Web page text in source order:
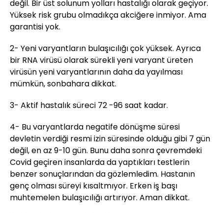
değil. Bir üst solunum yolları hastalığı olarak geçiyor.
Yüksek risk grubu olmadıkça akciğere inmiyor. Ama
garantisi yok.
2- Yeni varyantların bulaşıcılığı çok yüksek. Ayrıca
bir RNA virüsü olarak sürekli yeni varyant üreten
virüsün yeni varyantlarının daha da yayılması
mümkün, sonbahara dikkat.
3- Aktif hastalık süreci 72 -96 saat kadar.
4- Bu varyantlarda negatife dönüşme süresi
devletin verdiği resmi izin süresinde olduğu gibi 7 gün
değil, en az 9-10 gün. Bunu daha sonra çevremdeki
Covid geçiren insanlarda da yaptıkları testlerin
benzer sonuçlarından da gözlemledim. Hastanın
genç olması süreyi kısaltmıyor. Erken iş başı
muhtemelen bulaşıcılığı artırıyor. Aman dikkat.